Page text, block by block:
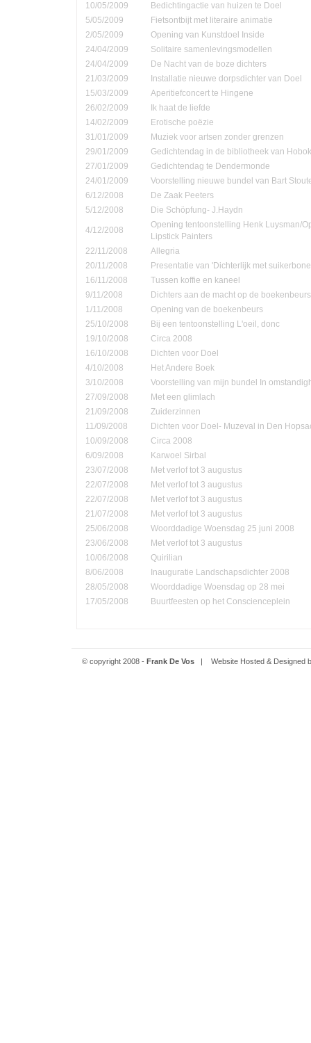
10/05/2009
Bedichtingactie van huizen te Doel
5/05/2009
Fietsontbijt met literaire animatie
2/05/2009
Opening van Kunstdoel Inside
24/04/2009
Solitaire samenlevingsmodellen
24/04/2009
De Nacht van de boze dichters
21/03/2009
Installatie nieuwe dorpsdichter van Doel
15/03/2009
Aperitiefconcert te Hingene
26/02/2009
Ik haat de liefde
14/02/2009
Erotische poëzie
31/01/2009
Muziek voor artsen zonder grenzen
29/01/2009
Gedichtendag in de bibliotheek van
27/01/2009
Gedichtendag te Dendermonde
24/01/2009
Voorstelling nieuwe bundel van Bart
6/12/2008
De Zaak Peeters
5/12/2008
Die Schöpfung- J.Haydn
4/12/2008
Opening tentoonstelling Henk Luysman/
Lipstick Painters
22/11/2008
Allegria
20/11/2008
Presentatie van 'Dichterlijk met
16/11/2008
Tussen koffie en kaneel
9/11/2008
Dichters aan de macht op de boekenbeurs
1/11/2008
Opening van de boekenbeurs
25/10/2008
Bij een tentoonstelling L'oeil, donc
19/10/2008
Circa 2008
16/10/2008
Dichten voor Doel
4/10/2008
Het Andere Boek
3/10/2008
Voorstelling van mijn bundel In
27/09/2008
Met een glimlach
21/09/2008
Zuiderzinnen
11/09/2008
Dichten voor Doel- Muzeval in Den
10/09/2008
Circa 2008
6/09/2008
Karwoel Sirbal
23/07/2008
Met verlof tot 3 augustus
22/07/2008
Met verlof tot 3 augustus
22/07/2008
Met verlof tot 3 augustus
21/07/2008
Met verlof tot 3 augustus
25/06/2008
Woorddadige Woensdag 25 juni 2008
23/06/2008
Met verlof tot 3 augustus
10/06/2008
Quirilian
8/06/2008
Inauguratie Landschapsdichter 2008
28/05/2008
Woorddadige Woensdag op 28 mei
17/05/2008
Buurtfeesten op het Conscienceplein
© copyright 2008 - Frank De Vos| Website Hosted & Designed